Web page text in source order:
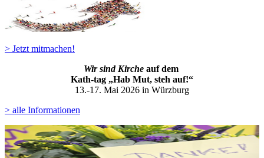
> Jetzt mitmachen!
Wir sind Kirche auf dem
Kath-tag „Hab Mut, steh auf!“
13.-17. Mai 2026 in Würzburg
> alle Informationen